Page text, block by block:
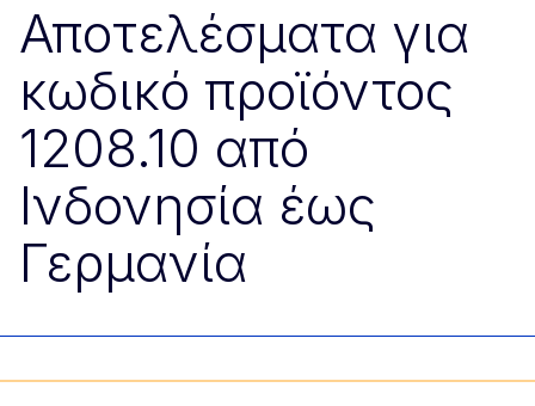
Αποτελέσματα για
κωδικό προϊόντος
1208.10 από
Ινδονησία έως
Γερμανία